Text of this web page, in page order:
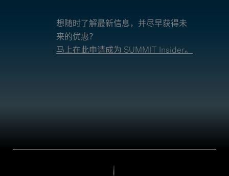
想随时了解最新信息，并尽早获得未
来的优惠？
马上在此申请成为 SUMMIT Insider。